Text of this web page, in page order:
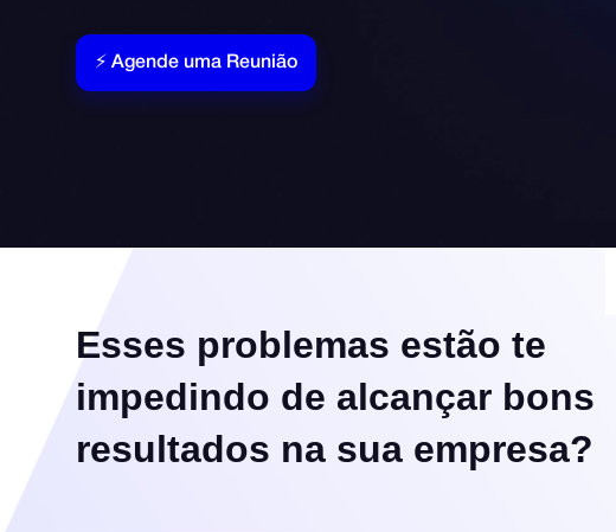
⚡ Agende uma Reunião
Esses problemas estão te
impedindo de alcançar bons
resultados na sua empresa?